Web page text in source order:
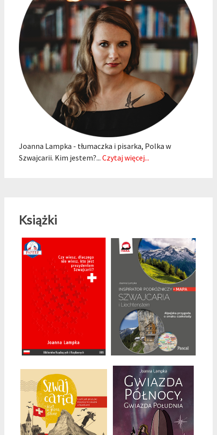
Joanna Lampka - tłumaczka i pisarka, Polka w
Szwajcarii. Kim jestem?... Czytaj więcej...
Książki